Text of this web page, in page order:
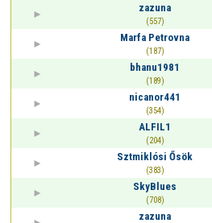
zazuna
(557)
Marfa Petrovna
(187)
bhanu1981
(189)
nicanor441
(354)
ALFIL1
(204)
Sztmiklósi Ősök
(383)
SkyBlues
(708)
zazuna